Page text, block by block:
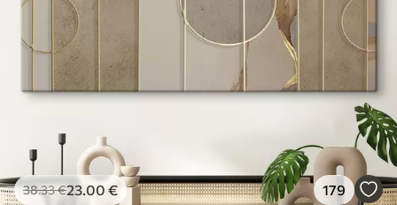
Žiarivé a sýte farby
✓ Odolné voči vyblednutiu
Bezpečný atrament bez zápachu
Povrch podobný plátnu
✗
Eko-Premium
Od39.00€
38.33€23.00 € 179